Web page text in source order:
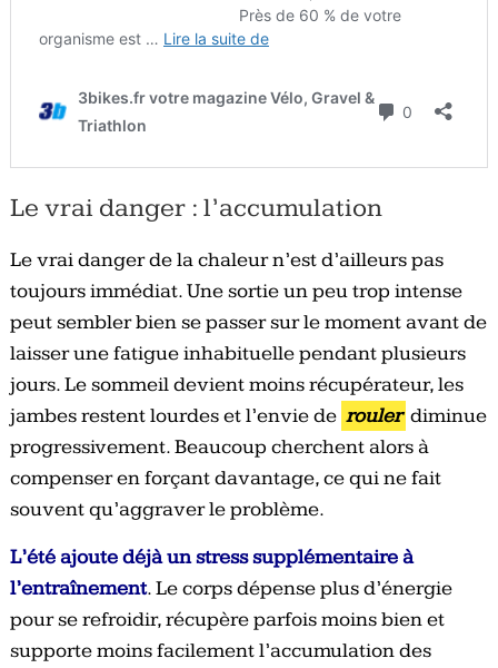
Le vrai danger : l’accumulation
Le vrai danger de la chaleur n’est d’ailleurs pas
toujours immédiat. Une sortie un peu trop intense
peut sembler bien se passer sur le moment avant de
laisser une fatigue inhabituelle pendant plusieurs
jours. Le sommeil devient moins récupérateur, les
jambes restent lourdes et l’envie de rouler diminue
progressivement. Beaucoup cherchent alors à
compenser en forçant davantage, ce qui ne fait
souvent qu’aggraver le problème.
L’été ajoute déjà un stress supplémentaire à
l’entraînement. Le corps dépense plus d’énergie
pour se refroidir, récupère parfois moins bien et
supporte moins facilement l’accumulation des